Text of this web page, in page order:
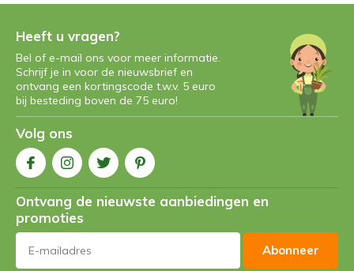
Heeft u vragen?
Bel of e-mail ons voor meer informatie.
Schrijf je in voor de nieuwsbrief en
ontvang een kortingscode t.w.v. 5 euro
bij besteding boven de 75 euro!
Volg ons
Ontvang de nieuwste aanbiedingen en
promoties
Abonneer